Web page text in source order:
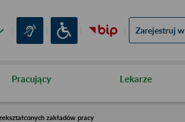
Zarejestruj w
Pracujący Lekarze
zakładów pracy